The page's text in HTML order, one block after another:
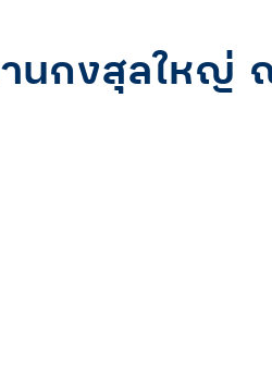
นกงสุลใหญ่